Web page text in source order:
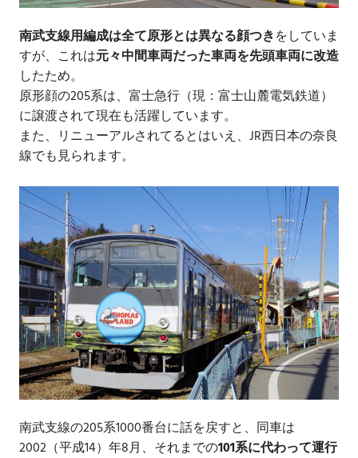
南武支線用編成は全て原形とは異なる顔つきをしていま
すが、これは元々中間車両だった車両を先頭車両に改造
したため。
原形顔の205系は、富士急行（現：富士山麓電気鉄道）
に譲渡されて現在も活躍しています。
また、リニューアルされてるとはいえ、JR西日本の奈良
線でも見られます。
南武支線の205系1000番台に話を戻すと、同車は
2002（平成14）年8月、それまでの101系に代わって運行